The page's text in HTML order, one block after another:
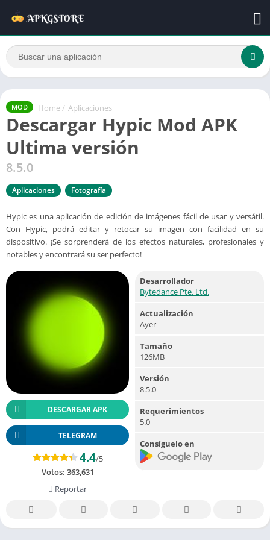
MOD Home / Aplicaciones
Descargar Hypic Mod APK
Ultima versión
8.5.0
Aplicaciones Fotografía
Hypic es una aplicación de edición de imágenes fácil de usar y versátil.
Con Hypic, podrá editar y retocar su imagen con facilidad en su
dispositivo. ¡Se sorprenderá de los efectos naturales, profesionales y
notables y encontrará su ser perfecto!
DESCARGAR APK
TELEGRAM
4.4/5
Votos: 363,631
Reportar
Desarrollador
Bytedance Pte. Ltd.
Actualización
Ayer
Tamaño
126MB
Versión
8.5.0
Requerimientos
5.0
Consíguelo en